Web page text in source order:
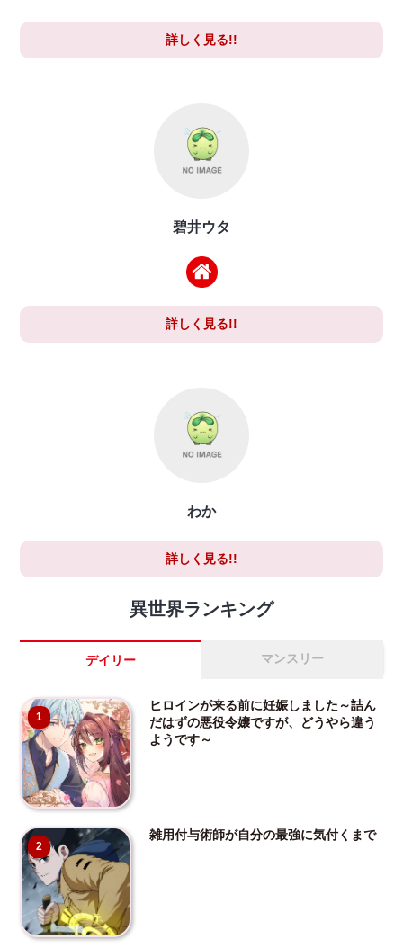
詳しく見る!!
碧井ウタ
詳しく見る!!
わか
詳しく見る!!
異世界ランキング
デイリー マンスリー
1
ヒロインが来る前に妊娠しました～詰ん
だはずの悪役令嬢ですが、どうやら違う
ようです～
2
雑用付与術師が自分の最強に気付くまで